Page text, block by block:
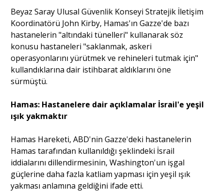
Beyaz Saray Ulusal Güvenlik Konseyi Stratejik İletişim
Koordinatörü John Kirby, Hamas'ın Gazze'de bazı
hastanelerin "altındaki tünelleri" kullanarak söz
konusu hastaneleri "saklanmak, askeri
operasyonlarını yürütmek ve rehineleri tutmak için"
kullandıklarına dair istihbarat aldıklarını öne
sürmüştü.
Hamas: Hastanelere dair açıklamalar İsrail'e yeşil
ışık yakmaktır
Hamas Hareketi, ABD'nin Gazze'deki hastanelerin
Hamas tarafından kullanıldığı şeklindeki İsrail
iddialarını dillendirmesinin, Washington'un işgal
güçlerine daha fazla katliam yapması için yeşil ışık
yakması anlamına geldiğini ifade etti.